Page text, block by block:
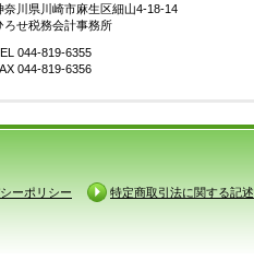
奈川県川崎市麻生区細山4-18-14
ろせ税務会計事務所
044-819-6355
044-819-6356
ーポリシー 特定商取引法に関する記述